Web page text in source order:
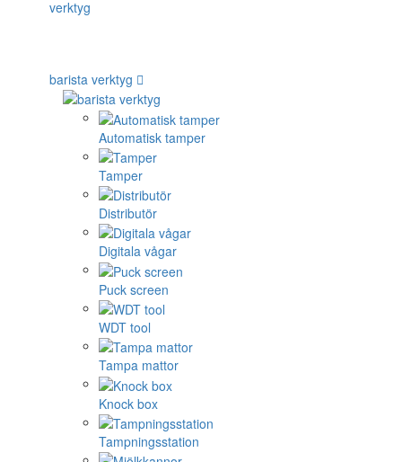
barista verktyg
Automatisk tamper
Tamper
Distributör
Digitala vågar
Puck screen
WDT tool
Tampa mattor
Knock box
Tampningsstation